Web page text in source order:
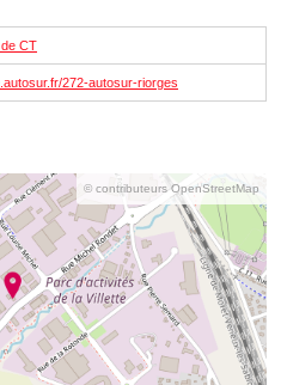
CT
272-autosur-riorges
© contributeurs OpenStreetMap